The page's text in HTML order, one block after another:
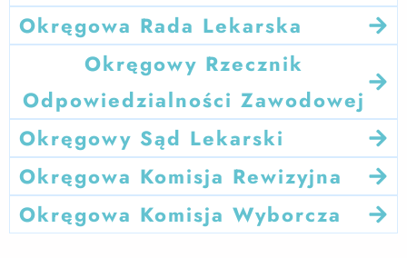
Okręgowa Rada Lekarska
Okręgowy Rzecznik
Odpowiedzialności Zawodowej
Okręgowy Sąd Lekarski
Okręgowa Komisja Rewizyjna
Okręgowa Komisja Wyborcza